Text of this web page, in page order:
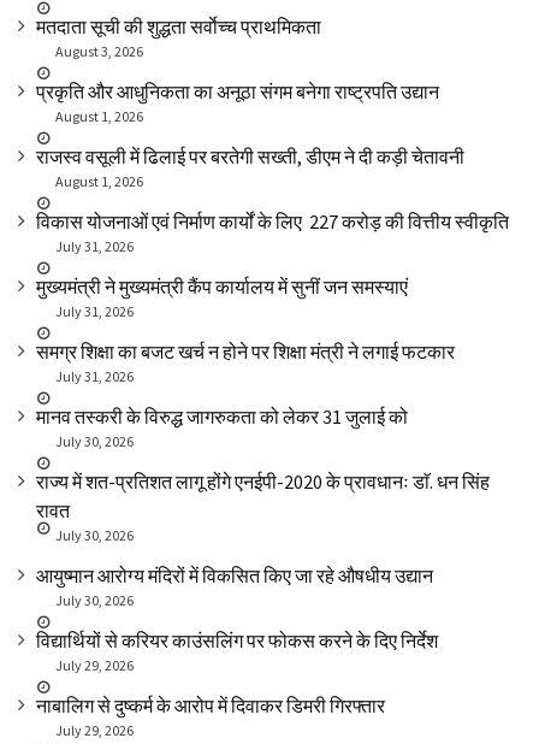
मतदाता सूची की शुद्धता सर्वाेच्च प्राथमिकता
August 3, 2026
प्रकृति और आधुनिकता का अनूठा संगम बनेगा राष्ट्रपति उद्यान
August 1, 2026
राजस्व वसूली में ढिलाई पर बरतेगी सख्ती, डीएम ने दी कड़ी चेतावनी
August 1, 2026
विकास योजनाओं एवं निर्माण कार्यों के लिए ₹ 227 करोड़ की वित्तीय स्वीकृति
July 31, 2026
मुख्यमंत्री ने मुख्यमंत्री कैंप कार्यालय में सुनीं जन समस्याएं
July 31, 2026
समग्र शिक्षा का बजट खर्च न होने पर शिक्षा मंत्री ने लगाई फटकार
July 31, 2026
मानव तस्करी के विरुद्ध जागरुकता को लेकर 31 जुलाई को
July 30, 2026
राज्य में शत-प्रतिशत लागू होंगे एनईपी-2020 के प्रावधानः डाॅ. धन सिंह
रावत
July 30, 2026
आयुष्मान आरोग्य मंदिरों में विकसित किए जा रहे औषधीय उद्यान
July 30, 2026
विद्यार्थियों से करियर काउंसलिंग पर फोकस करने के दिए निर्देश
July 29, 2026
नाबालिग से दुष्कर्म के आरोप में दिवाकर डिमरी गिरफ्तार
July 29, 2026